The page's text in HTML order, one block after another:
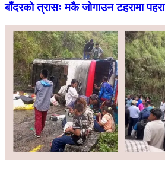
बाँदरको त्रासः मकै जोगाउन टहरामा पहरा